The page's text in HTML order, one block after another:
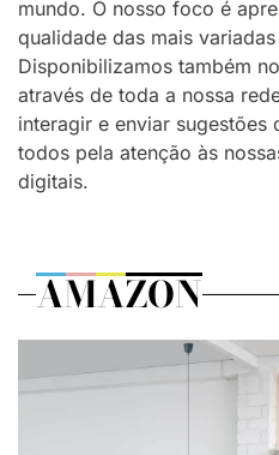
mundo. O nosso foco é
qualidade das mais
Disponibilizamos também
através de toda a nossa
interagir e enviar sugestões
todos pela atenção às
digitais.
AMAZON